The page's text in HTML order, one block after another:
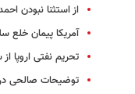
از استثنا نبودن
آمریکا پیمان خلع
تحریم نفتی اروپا
توضیحات صالحی